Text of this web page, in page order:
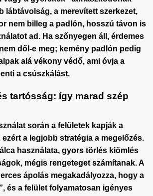
lábtávolság, a merevített szerkezet,
nem billeg a padlón, hosszú távon is
ad. Ha szőnyegen áll, érdemes
dől-e meg; kemény padlón pedig
alá vékony védő, ami óvja a
a csúszkálást.
tartósság: így marad szép
során a felületek kapják a
ezért a legjobb stratégia a megelőzés.
használata, gyors törlés kiömlés
mégis rengeteget számítanak. A
ápolás megakadályozza, hogy a
és a felület folyamatosan igényes